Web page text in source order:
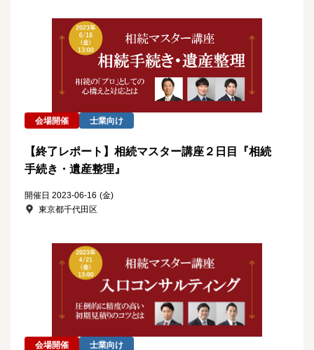
会場開催 士業向け
【終了レポート】相続マスター講座２日目『相続
手続き・遺産整理』
開催日 2023-06-16 (金)
東京都千代田区
会場開催 士業向け